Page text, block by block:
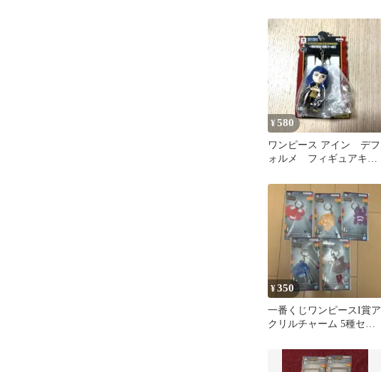
¥580
ワンピース アイン デフ
ォルメ フィギュアキ
¥350
一番くじワンピースI賞ア
クリルチャーム 5種セッ